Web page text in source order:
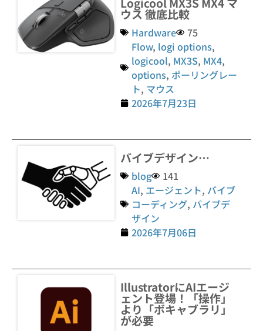
ウス 徹底比較
Hardware
75
Flow, logi options,
logicool, MX3S, MX4,
options, ポーリングレー
ト, マウス
2026年7月23日
バイブデザイン…
blog
141
AI, エージェント, バイブ
コーディング, バイブデ
ザイン
2026年7月06日
IllustratorにAIエージ
ェント登場！「操作」
より「ボキャブラリ」
が必要